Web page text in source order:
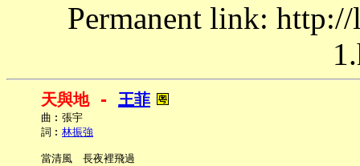
Permanent link:
天與地 - 王菲
     曲︰張宇
     詞︰
林振強
     當清風　長夜裡飛過